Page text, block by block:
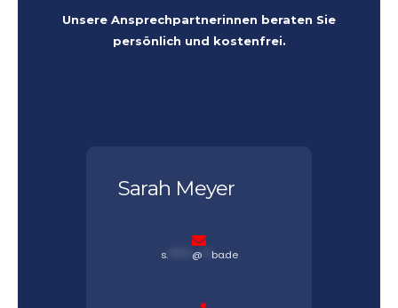
Unsere Ansprechpartnerinnen beraten Sie
persönlich und kostenfrei.
Sarah Meyer
s.***** @ ba.de